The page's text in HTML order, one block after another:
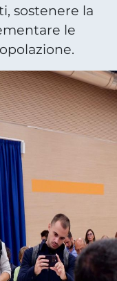
sostenere la
le